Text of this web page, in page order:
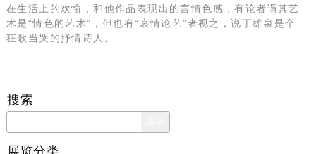
在生活上的欢愉，和他作品表现出的言情色感，有论者谓其艺
术是“情色的艺术”，但也有“哀情论艺”者视之，说丁雄泉是个
狂歌当哭的抒情诗人。
搜索
索：
展览分类